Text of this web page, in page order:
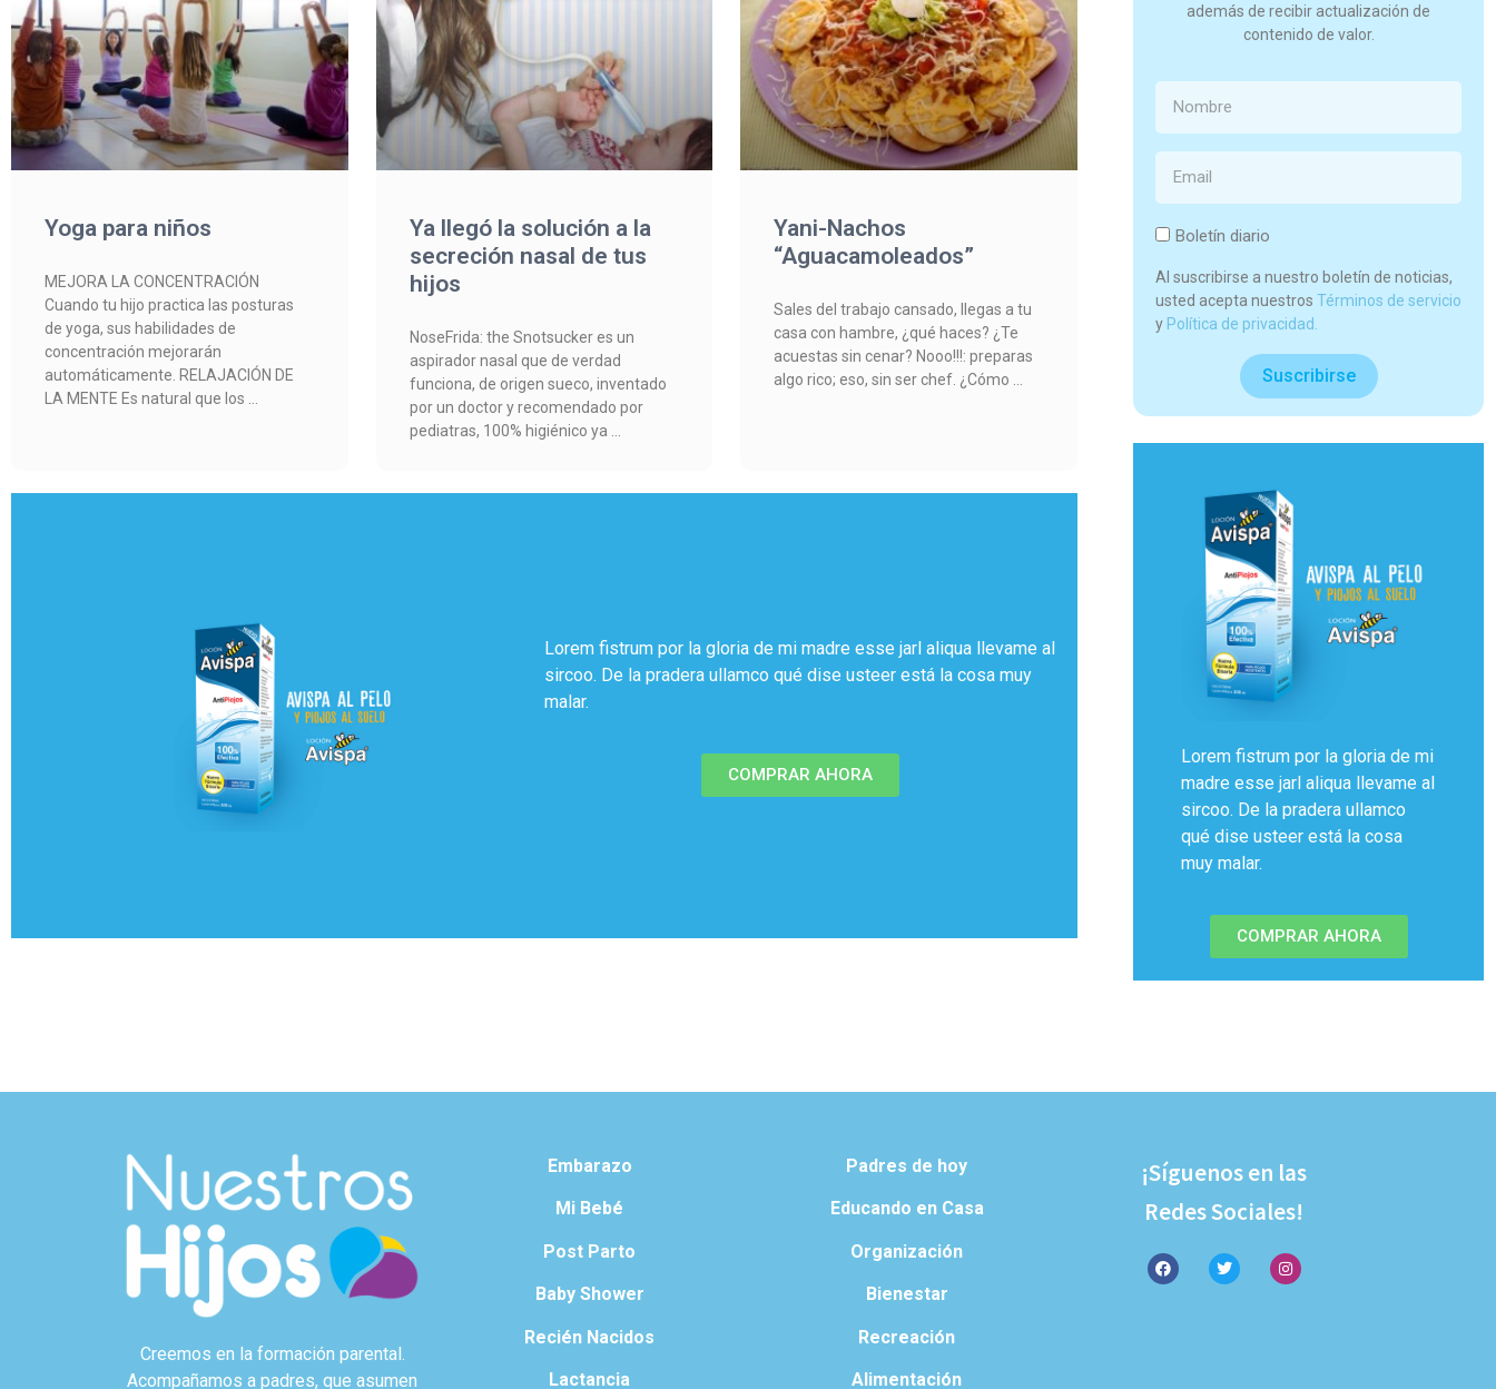
Yoga para niños
MEJORA LA CONCENTRACIÓN
Cuando tu hijo practica las posturas
de yoga, sus habilidades de
concentración mejorarán
automáticamente. RELAJACIÓN DE
LA MENTE Es natural que los
Ya llegó la solución a la
secreción nasal de tus
hijos
NoseFrida: the Snotsucker es un
aspirador nasal que de verdad
funciona, de origen sueco, inventado
por un doctor y recomendado por
pediatras, 100% higiénico ya
Yani-Nachos
“Aguacamoleados”
Sales del trabajo cansado, llegas a tu
casa con hambre, ¿qué haces? ¿Te
acuestas sin cenar? Nooo!!!: preparas
algo rico; eso, sin ser chef. ¿Cómo
Lorem fistrum por la gloria de mi madre esse jarl aliqua llevame al
sircoo. De la pradera ullamco qué dise usteer está la cosa muy
malar.
COMPRAR AHORA
además de recibir actualización de
contenido de valor.
Boletín diario
Al suscribirse a nuestro boletín de noticias,
usted acepta nuestros Términos de servicio
y Política de privacidad.
Suscribirse
Lorem fistrum por la gloria de mi
madre esse jarl aliqua llevame al
sircoo. De la pradera ullamco
qué dise usteer está la cosa
muy malar.
COMPRAR AHORA
Creemos en la formación parental.
Acompañamos a padres, que asumen
Embarazo
Mi Bebé
Post Parto
Baby Shower
Recién Nacidos
Lactancia
Padres de hoy
Educando en Casa
Organización
Bienestar
Recreación
Alimentación
¡Síguenos en las
Redes Sociales!